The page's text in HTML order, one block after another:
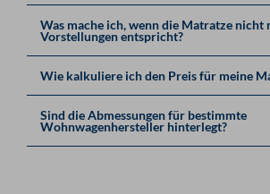
Was mache ich, wenn die Matratze nicht
Vorstellungen entspricht?
Wie kalkuliere ich den Preis für meine
Sind die Abmessungen für bestimmte
Wohnwagenhersteller hinterlegt?